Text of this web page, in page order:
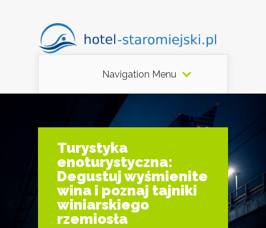
Navigation Menu
Turystyka
enoturystyczna:
Degustuj wyśmienite
wina i poznaj tajniki
winiarskiego
rzemiosła